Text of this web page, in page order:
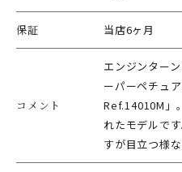
保証 当店6ヶ月
コメント
エンジンター
ーパーペチュ
Ref.14010M」
れたモデルで
すが目立つ様